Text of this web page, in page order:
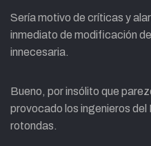
Sería motivo de críticas y
inmediato de modificación
innecesaria.
Bueno, por insólito que
provocado los ingenieros
rotondas.